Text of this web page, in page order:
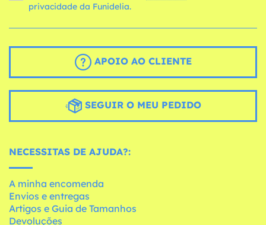
privacidade da Funidelia.
APOIO AO CLIENTE
SEGUIR O MEU PEDIDO
NECESSITAS DE AJUDA?:
A minha encomenda
Envios e entregas
Artigos e Guia de Tamanhos
Devoluções